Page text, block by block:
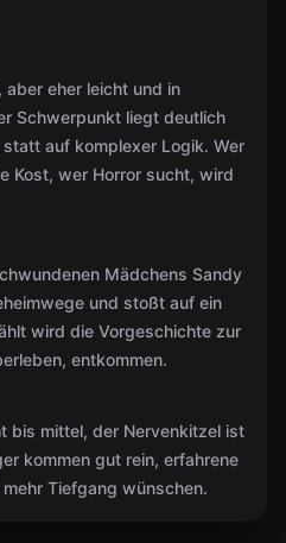
eher leicht und in
Schwerpunkt liegt deutlich
auf komplexer Logik. Wer
Kost, wer Horror sucht, wird
Mädchens Sandy
und stoßt auf ein
wird die Vorgeschichte zur
entkommen.
bis mittel, der Nervenkitzel ist
kommen gut rein, erfahrene
Tiefgang wünschen.